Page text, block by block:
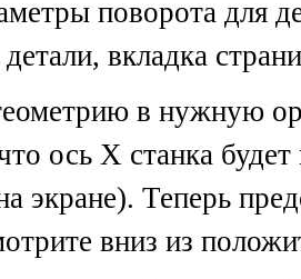
поворота для
вкладка
в нужную
ось X станка
экране). Теперь
вниз из